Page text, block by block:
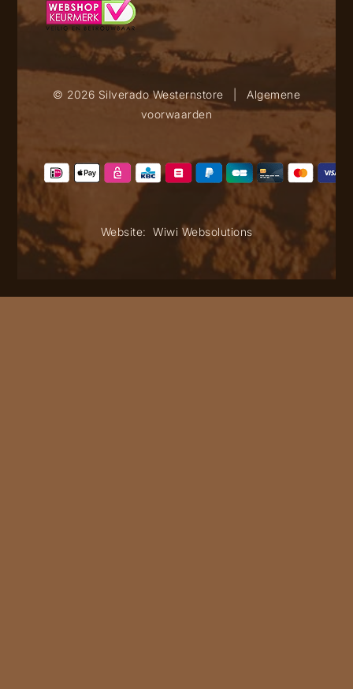
© 2026 Silverado Westernstore
Algemene
voorwaarden
Website: Wiwi Websolutions